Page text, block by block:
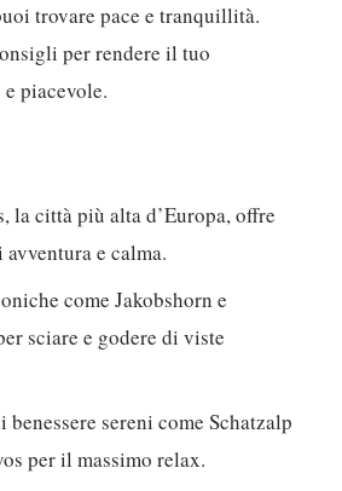
trovare pace e tranquillità.
per rendere il tuo
piacevole.
la città più alta d’Europa, offre
e calma.
come Jakobshorn e
sciare e godere di viste
sereni come Schatzalp
per il massimo relax.